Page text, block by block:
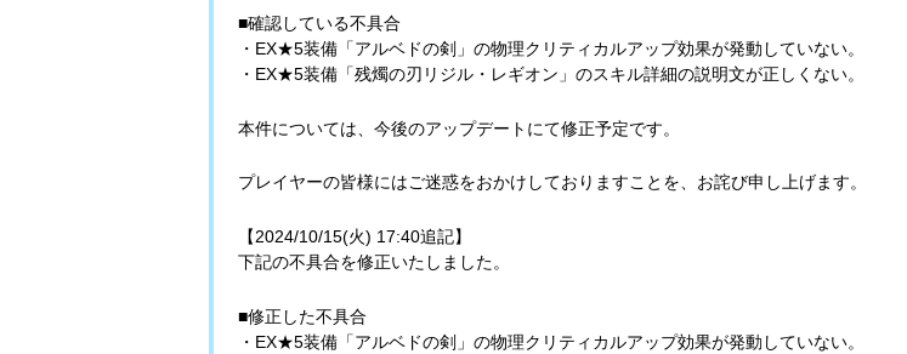
■確認している不具合
・EX★5装備「アルベドの剣」の物理クリティカルアップ効果が発動していない。
・EX★5装備「残燭の刃リジル・レギオン」のスキル詳細の説明文が正しくない。
本件については、今後のアップデートにて修正予定です。
プレイヤーの皆様にはご迷惑をおかけしておりますことを、お詫び申し上げます。
【2024/10/15(火) 17:40追記】
下記の不具合を修正いたしました。
■修正した不具合
・EX★5装備「アルベドの剣」の物理クリティカルアップ効果が発動していない。